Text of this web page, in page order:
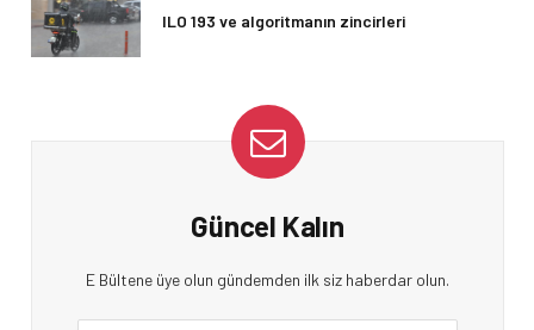
ILO 193 ve algoritmanın zincirleri
Güncel Kalın
E Bültene üye olun gündemden ilk siz haberdar olun.